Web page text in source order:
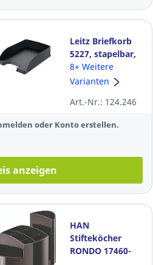
Leitz Briefkorb
5227, stapelbar,
Maße: 255 x 357
x 70mm, schwarz
8+ Weitere
Varianten
Art.-Nr.: 124.246
oder Konto erstellen.
anzeigen
HAN
Stifteköcher
RONDO 17460-